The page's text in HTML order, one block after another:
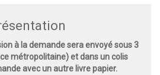
à la demande sera envoyé sous 3
métropolitaine) et dans un colis
avec un autre livre papier.